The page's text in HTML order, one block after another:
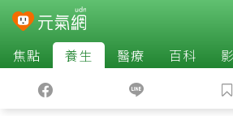
焦點 養生 醫療 百科